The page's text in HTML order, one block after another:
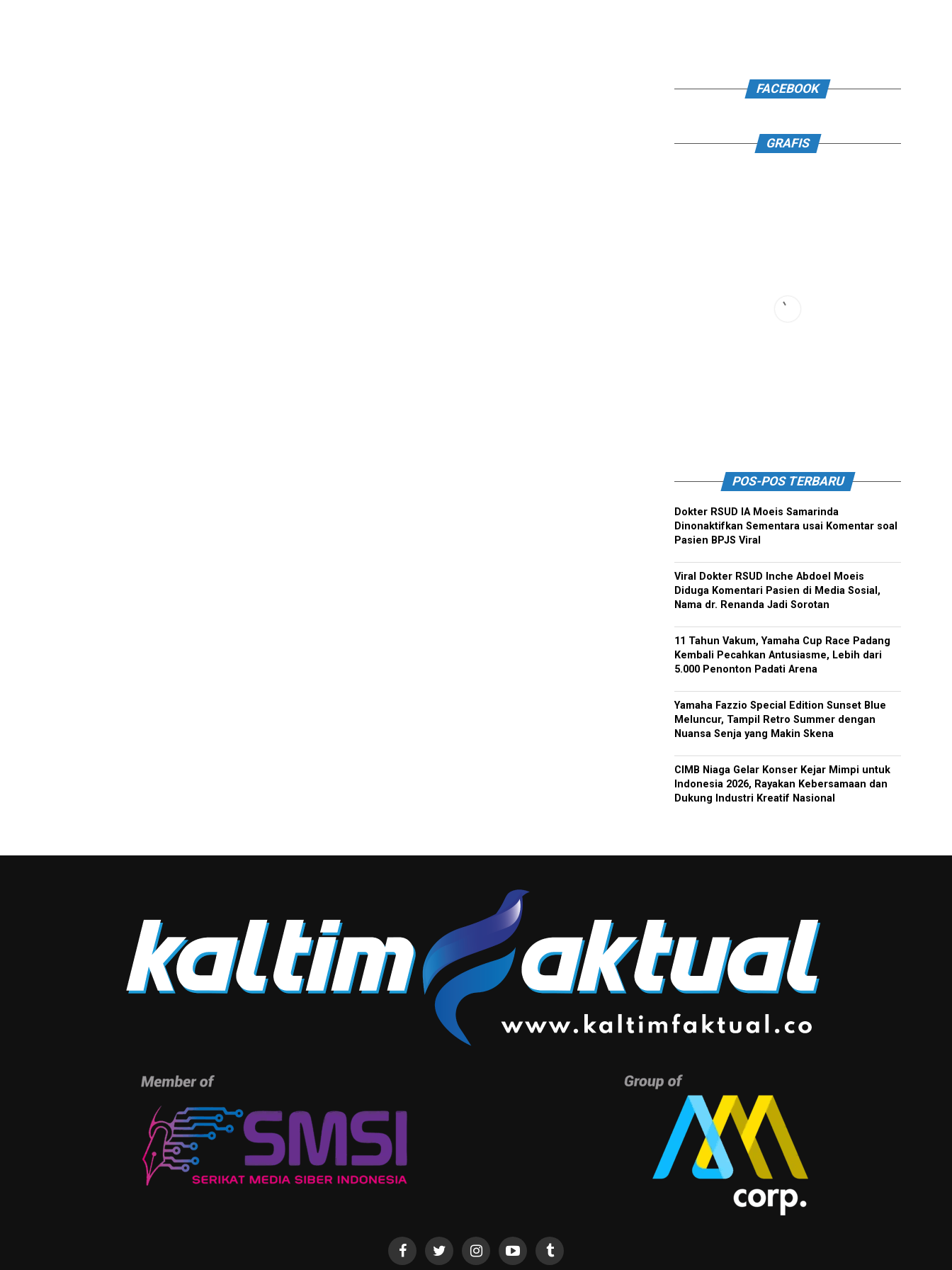
FACEBOOK
GRAFIS
POS-POS TERBARU
Dokter RSUD IA Moeis Samarinda
Dinonaktifkan Sementara usai Komentar soal
Pasien BPJS Viral
Viral Dokter RSUD Inche Abdoel Moeis
Diduga Komentari Pasien di Media Sosial,
Nama dr. Renanda Jadi Sorotan
11 Tahun Vakum, Yamaha Cup Race Padang
Kembali Pecahkan Antusiasme, Lebih dari
5.000 Penonton Padati Arena
Yamaha Fazzio Special Edition Sunset Blue
Meluncur, Tampil Retro Summer dengan
Nuansa Senja yang Makin Skena
CIMB Niaga Gelar Konser Kejar Mimpi untuk
Indonesia 2026, Rayakan Kebersamaan dan
Dukung Industri Kreatif Nasional